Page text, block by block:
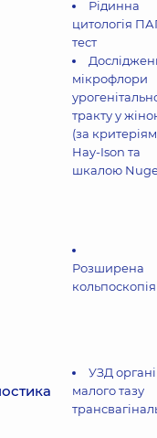
Рідинна
цитологія
тест
мікрофлори
тракту у
(за
Hay-Ison та
шкалою
Розширена
кольпоскопія
УЗД
малого тазу